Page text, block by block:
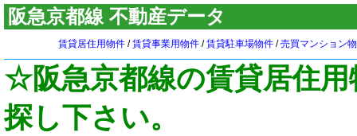
阪急京都線 不動産データ
賃貸居住用物件 /賃貸事業用物件 /賃貸駐車場物件 /売買マンション
☆阪急京都線の賃貸居住
探し下さい。